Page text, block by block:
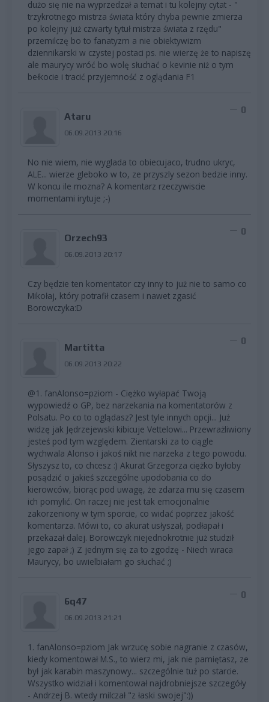
dużo się nie na wyprzedzał a temat i tu kolejny cytat - "
trzykrotnego mistrza świata który chyba pewnie zmierza
po kolejny już czwarty tytuł mistrza świata z rzędu"
przemilczę bo to fanatyzm a nie obiektywizm
dziennikarski w czystej postaci ps. nie wierzę że to napiszę
ale maurycy wróć bo wolę słuchać o kevinie niż o tym
bełkocie i tracić przyjemność z oglądania F1
Ataru
06.09.2013 20:16
0
No nie wiem, nie wyglada to obiecujaco, trudno ukryc,
ALE... wierze gleboko w to, ze przyszly sezon bedzie inny.
W koncu ile mozna? A komentarz rzeczywiscie
momentami irytuje ;-)
Orzech93
06.09.2013 20:17
0
Czy będzie ten komentator czy inny to już nie to samo co
Mikołaj, który potrafił czasem i nawet zgasić
Borowczyka:D
Martitta
06.09.2013 20:22
0
@1. fanAlonso=pziom - Ciężko wyłapać Twoją
wypowiedź o GP, bez narzekania na komentatorów z
Polsatu. Po co to oglądasz? Jest tyle innych opcji... Już
widzę jak Jędrzejewski kibicuje Vettelowi... Przewrażliwiony
jesteś pod tym względem. Zientarski za to ciągle
wychwala Alonso i jakoś nikt nie narzeka z tego powodu.
Słyszysz to, co chcesz :) Akurat Grzegorza ciężko byłoby
posądzić o jakieś szczególne upodobania co do
kierowców, biorąc pod uwagę, że zdarza mu się czasem
ich pomylić. On raczej nie jest tak emocjonalnie
zakorzeniony w tym sporcie, co widać poprzez jakość
komentarza. Mówi to, co akurat usłyszał, podłapał i
przekazał dalej. Borowczyk niejednokrotnie już studził
jego zapał ;) Z jednym się za to zgodzę - Niech wraca
Maurycy, bo uwielbiałam go słuchać ;)
6q47
06.09.2013 21:21
0
1. fanAlonso=pziom Jak wrzucę sobie nagranie z czasów,
kiedy komentował M.S., to wierz mi, jak nie pamiętasz, ze
był jak karabin maszynowy... szczególnie tuż po starcie.
Wszystko widział i komentował najdrobniejsze szczegóły
- Andrzej B. wtedy milczał "z łaski swojej":))